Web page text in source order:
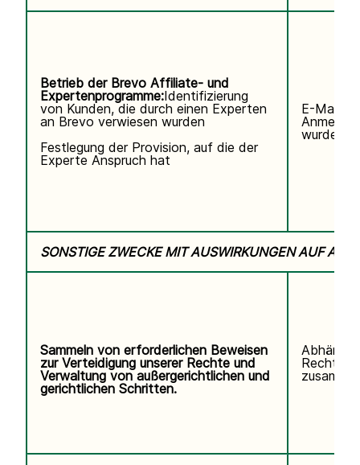
Betrieb der Brevo Affiliate- und
Expertenprogramme:Identifizierung
von Kunden, die durch einen Experten
an Brevo verwiesen wurden
Festlegung der Provision, auf die der
Experte Anspruch hat
E-Mail-
wurde.
SONSTIGE ZWECKE MIT AUSWIRKUNGEN AUF
Sammeln von erforderlichen Beweisen
zur Verteidigung unserer Rechte und
Verwaltung von außergerichtlichen und
gerichtlichen Schritten.